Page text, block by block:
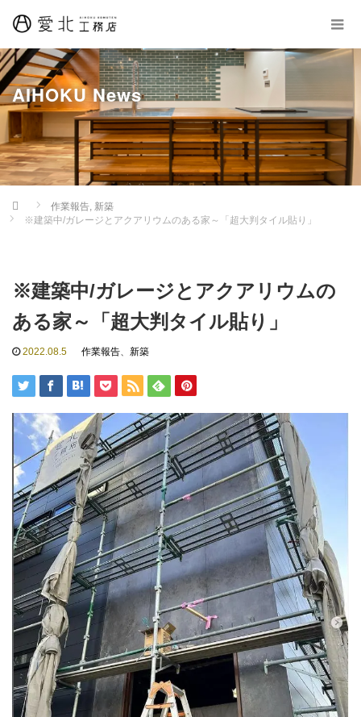
AIHOKU News
Home 作業報告, 新築
※建築中/ガレージとアクアリウムのある家～「超大判タイル貼り」
※建築中/ガレージとアクアリウムの
ある家～「超大判タイル貼り」
2022.08.5 作業報告、 新築